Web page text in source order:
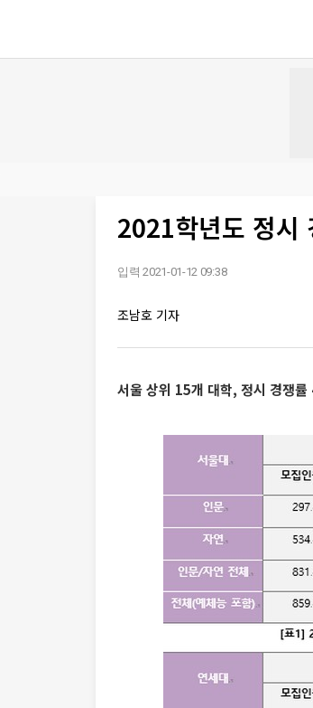
2021학년도 정시
입력 2021-01-12 09:38
조남호 기자
서울 상위 15개 대학, 정시 경쟁